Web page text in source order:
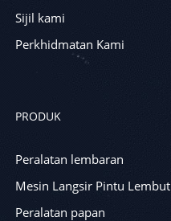
Sijil kami
Perkhidmatan Kami
PRODUK
Peralatan lembaran
Mesin Langsir Pintu Lembut
Peralatan papan